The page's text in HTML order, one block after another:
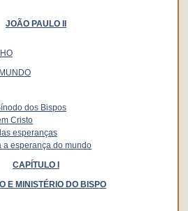
JOÃO PAULO II
dos Bispos
Cristo
esperanças
a esperança do mundo
CAPÍTULO I
E MINISTÉRIO DO BISPO